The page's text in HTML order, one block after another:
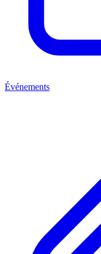
Événements